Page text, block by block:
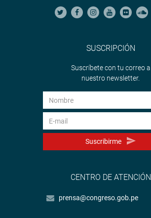
SUSCRIPCIÓN
Suscríbete con tu correo a
nuestro newsletter.
Suscribirme
CENTRO DE ATENCIÓN
prensa@congreso.gob.pe